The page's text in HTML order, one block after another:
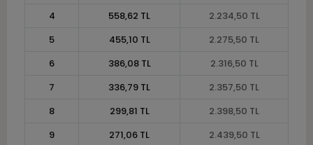
4
558,62 TL
2.234,50 TL
5
455,10 TL
2.275,50 TL
6
386,08 TL
2.316,50 TL
7
336,79 TL
2.357,50 TL
8
299,81 TL
2.398,50 TL
9
271,06 TL
2.439,50 TL